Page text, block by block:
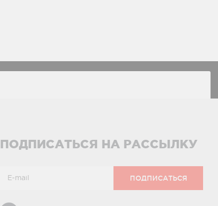
ПОДПИСАТЬСЯ НА РАССЫЛКУ